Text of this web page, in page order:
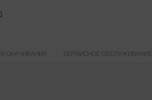
СКАЧИВАНИЯ СЕРВИСНОЕ ОБСЛУЖИВАНИЕ